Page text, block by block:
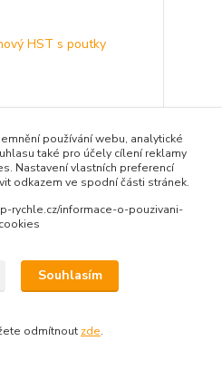
variantu
používání webu, analytické
také pro účely cílení reklamy
Nastavení vlastních preferencí
odkazem ve spodní části stránek.
rychle.cz/informace-o-pouzivani-
cookies
Souhlasím
odmítnout zde.